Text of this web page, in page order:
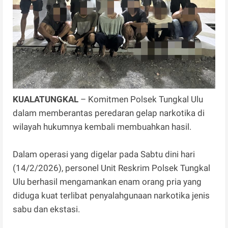
KUALATUNGKAL – Komitmen Polsek Tungkal Ulu
dalam memberantas peredaran gelap narkotika di
wilayah hukumnya kembali membuahkan hasil.
Dalam operasi yang digelar pada Sabtu dini hari
(14/2/2026), personel Unit Reskrim Polsek Tungkal
Ulu berhasil mengamankan enam orang pria yang
diduga kuat terlibat penyalahgunaan narkotika jenis
sabu dan ekstasi.